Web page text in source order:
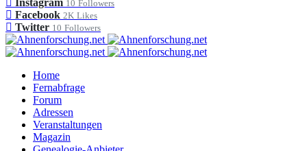
Instagram 10 Followers
Facebook 2K Likes
Twitter 10 Followers
Home
Fernabfrage
Forum
Adressen
Veranstaltungen
Magazin